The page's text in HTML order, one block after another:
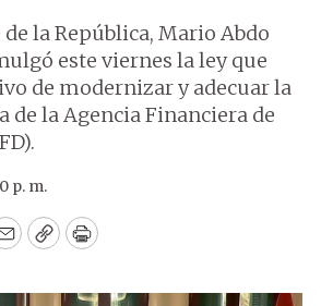
la República, Mario Abdo
este viernes la ley que
de modernizar y adecuar la
de la Agencia Financiera de
p. m.
EmailCopyPrint